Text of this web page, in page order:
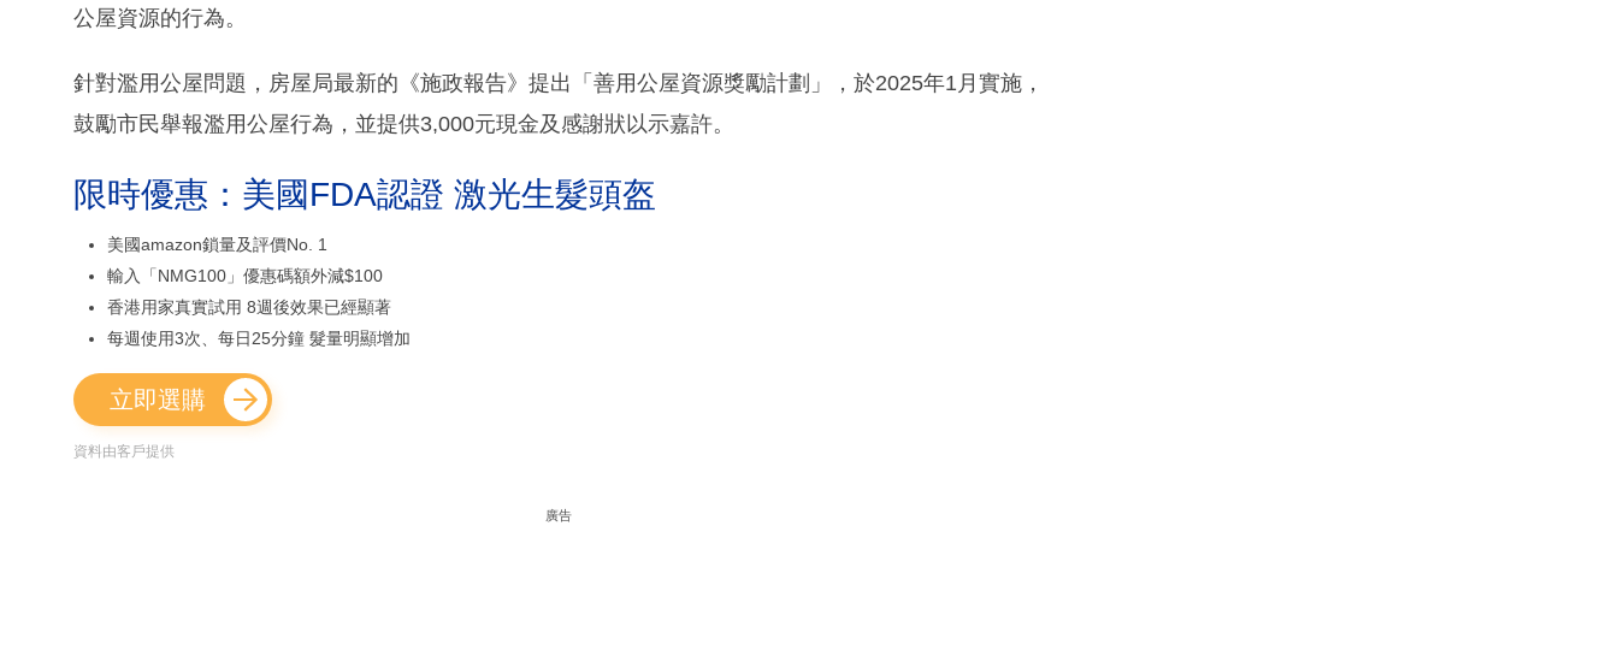
公屋資源的行為。
針對濫用公屋問題，房屋局最新的《施政報告》提出「善用公屋資源獎勵計劃」，於2025年1月實施，
鼓勵市民舉報濫用公屋行為，並提供3,000元現金及感謝狀以示嘉許。
限時優惠：美國FDA認證 激光生髮頭盔
美國amazon鎖量及評價No. 1
輸入「NMG100」優惠碼額外減$100
香港用家真實試用 8週後效果已經顯著
每週使用3次、每日25分鐘 髮量明顯增加
立即選購
資料由客戶提供
廣告